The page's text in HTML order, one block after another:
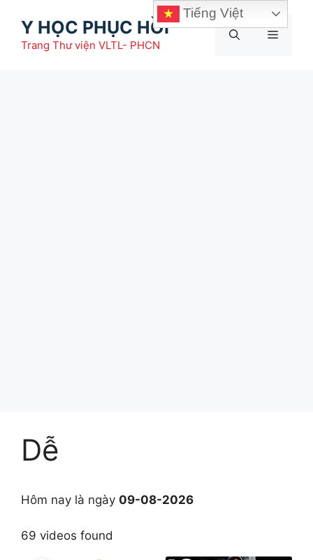
Y HỌC PHỤC HỒI
Trang Thư viện VLTL- PHCN
Menu
Dễ
Hôm nay là ngày 09-08-2026
69 videos found
Tiếng Việt